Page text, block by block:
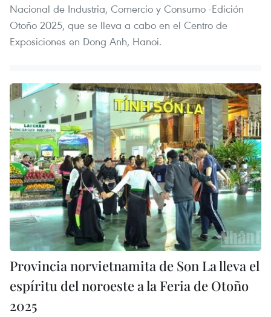
Nacional de Industria, Comercio y Consumo -Edición
Otoño 2025, que se lleva a cabo en el Centro de
Exposiciones en Dong Anh, Hanoi.
Provincia norvietnamita de Son La lleva el
espíritu del noroeste a la Feria de Otoño
2025